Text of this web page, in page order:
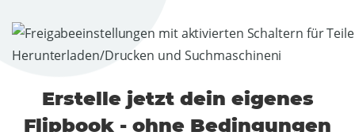
Erstelle jetzt dein eigenes
Flipbook - ohne Bedingungen